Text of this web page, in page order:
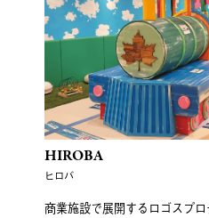
HIROBA
ヒロバ
商業施設で展開するロゴスプ